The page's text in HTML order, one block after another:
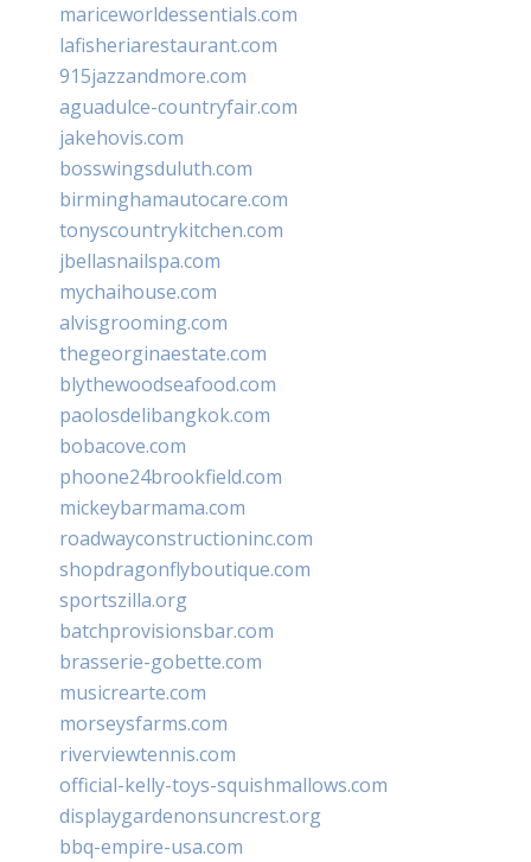
mariceworldessentials.com
lafisheriarestaurant.com
915jazzandmore.com
aguadulce-countryfair.com
jakehovis.com
bosswingsduluth.com
birminghamautocare.com
tonyscountrykitchen.com
jbellasnailspa.com
mychaihouse.com
alvisgrooming.com
thegeorginaestate.com
blythewoodseafood.com
paolosdelibangkok.com
bobacove.com
phoone24brookfield.com
mickeybarmama.com
roadwayconstructioninc.com
shopdragonflyboutique.com
sportszilla.org
batchprovisionsbar.com
brasserie-gobette.com
musicrearte.com
morseysfarms.com
riverviewtennis.com
official-kelly-toys-squishmallows.com
displaygardenonsuncrest.org
bbq-empire-usa.com